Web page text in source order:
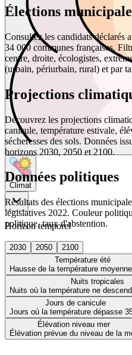
Climat
Horizon temporel
2030 2050
2100
Température été
Hausse de la température
Nuits tropicales
Nuits où la température ne
Jours de canicule
Jours où la température dépasse
Élévation niveau mer
Élévation prévue du niveau de la
Élections
Consultez les candidats déclarés
34 000 communes françaises.
centre, droite, écologistes,
(urbain, périurbain, rural) et par
Projections
Découvrez les projections
canicule, température estivale,
sécheresses des sols. Données
horizons 2030, 2050 et 2100.
Données politiques
Résultats des élections
législatives 2022. Couleur
politique, taux d'abstention.